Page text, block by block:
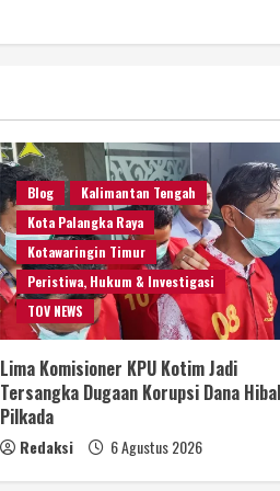
Blog
Kalimantan Tengah
Kota Palangka Raya
Kotawaringin Timur
Peristiwa, Hukum & Investigasi
TOV NEWS
Lima Komisioner KPU Kotim Jadi
Tersangka Dugaan Korupsi Dana
Pilkada
Redaksi 6 Agustus 2026